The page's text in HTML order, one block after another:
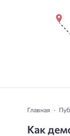
Главная
Как